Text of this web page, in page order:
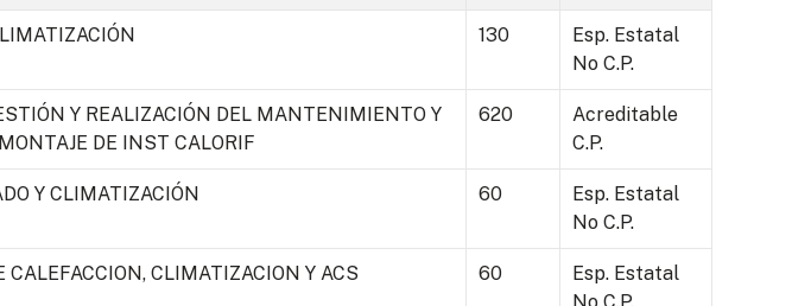
130
Esp. Estatal
No C.P.
Y REALIZACIÓN DEL MANTENIMIENTO Y
DE INST CALORIF
620
Acreditable
C.P.
Y CLIMATIZACIÓN 60
Esp. Estatal
No C.P.
CALEFACCION, CLIMATIZACION Y ACS 60
Esp. Estatal